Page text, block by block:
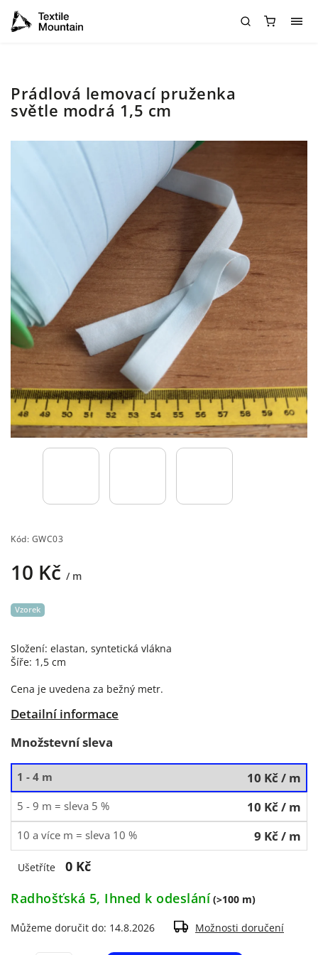
Prádlová lemovací pruženka
světle modrá 1,5 cm
Kód: GWC03
10 Kč / m
Složení: elastan, syntetická vlákna
Šíře: 1,5 cm
Cena je uvedena za bežný metr.
Detailní informace
Vzorek
Množstevní sleva
1 - 4 m 10 Kč/ m
5 - 9 m = sleva 5 % 10 Kč/ m
10 a více m = sleva 10 % 9 Kč/ m
Ušetříte
0 Kč
Radhošťská 5, Ihned k odeslání (>100 m)
Můžeme doručit do: 14.8.2026 Možnosti doručení